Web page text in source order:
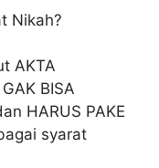
Nikah?
AKTA
BISA
HARUS PAKE
syarat